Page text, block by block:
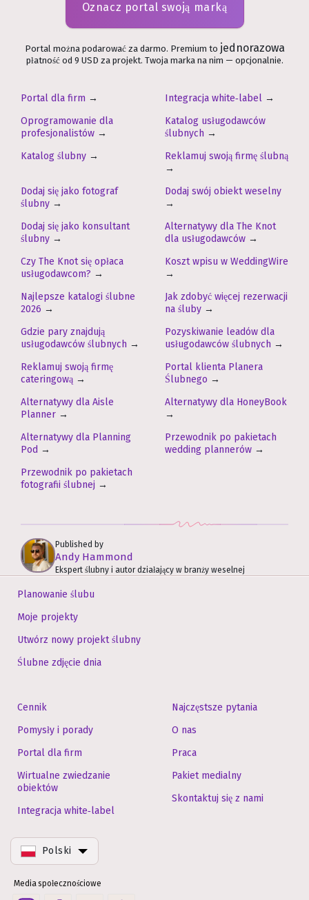
Oznacz portal swoją marką
Portal można podarować za darmo. Premium to jednorazowa
płatność od 9 USD za projekt. Twoja marka na nim — opcjonalnie.
Portal dla firm → Integracja white‑label →
Oprogramowanie dla
profesjonalistów →
Katalog usługodawców
ślubnych →
Katalog ślubny →
Reklamuj swoją firmę ślubną
→
Dodaj się jako fotograf
ślubny →
Dodaj swój obiekt weselny
→
Dodaj się jako konsultant
ślubny →
Alternatywy dla The Knot
dla usługodawców →
Czy The Knot się opłaca
usługodawcom? →
Koszt wpisu w WeddingWire
→
Najlepsze katalogi ślubne
2026 →
Jak zdobyć więcej rezerwacji
na śluby →
Gdzie pary znajdują
usługodawców ślubnych →
Pozyskiwanie leadów dla
usługodawców ślubnych →
Reklamuj swoją firmę
cateringową →
Portal klienta Planera
Ślubnego →
Alternatywy dla Aisle
Planner →
Alternatywy dla HoneyBook
→
Alternatywy dla Planning
Pod →
Przewodnik po pakietach
wedding plannerów →
Przewodnik po pakietach
fotografii ślubnej →
Published by
Andy Hammond
Ekspert ślubny i autor działający w branży weselnej
Planowanie ślubu
Moje projekty
Utwórz nowy projekt ślubny
Ślubne zdjęcie dnia
Cennik
Pomysły i porady
Portal dla firm
Wirtualne zwiedzanie
obiektów
Integracja white‑label
Najczęstsze pytania
O nas
Praca
Pakiet medialny
Skontaktuj się z nami
Polski
Media społecznościowe